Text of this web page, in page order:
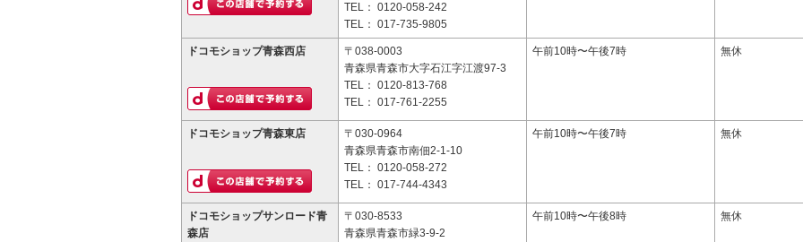
TEL： 0120-058-242
TEL： 017-735-9805
ドコモショップ青森西店
〒038-0003
青森県青森市大字石江字江渡97-3
TEL： 0120-813-768
TEL： 017-761-2255
午前10時〜午後7時 無休
ドコモショップ青森東店
〒030-0964
青森県青森市南佃2-1-10
TEL： 0120-058-272
TEL： 017-744-4343
午前10時〜午後7時 無休
ドコモショップサンロード青
森店
〒030-8533
青森県青森市緑3-9-2
午前10時〜午後8時 無休